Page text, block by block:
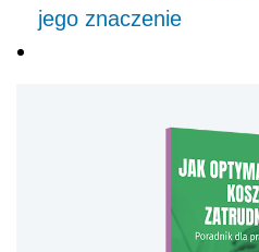
jego znaczenie